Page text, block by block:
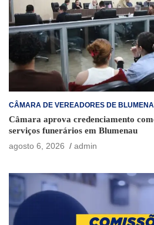
CÂMARA DE VEREADORES DE
Câmara aprova credenciamento
serviços funerários em Blumenau
agosto 6, 2026
admin